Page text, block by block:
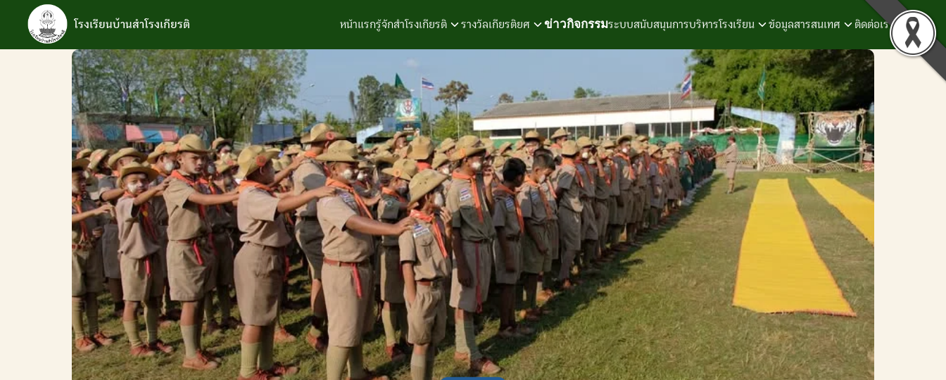
content
โรงเรียนบ้านสำโรงเกียรติ หน้าแรกรู้จักสำโรงเกียรติ รางวัลเกียรติยศ ข่าวกิจกรรมระบบสนับสนุนการบริหารโรงเรียน ข้อมูลสารสนเทศ ติดต่อเรา
Search
for: